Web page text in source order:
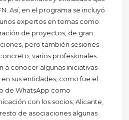
Así, en el programa se incluyó
expertos en temas como
de proyectos, de gran
pero también sesiones
varios profesionales
a conocer algunas iniciativas
sus entidades, como fue el
de WhatsApp como
con los socios; Alicante,
de asociaciones algunas